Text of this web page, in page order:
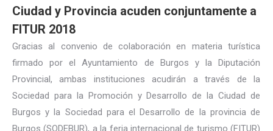
Ciudad y Provincia acuden conjuntamente a
FITUR 2018
Gracias al convenio de colaboración en materia turística
firmado por el Ayuntamiento de Burgos y la Diputación
Provincial, ambas instituciones acudirán a través de la
Sociedad para la Promoción y Desarrollo de la Ciudad de
Burgos y la Sociedad para el Desarrollo de la provincia de
Burgos (SODEBUR), a la feria internacional de turismo (FITUR)